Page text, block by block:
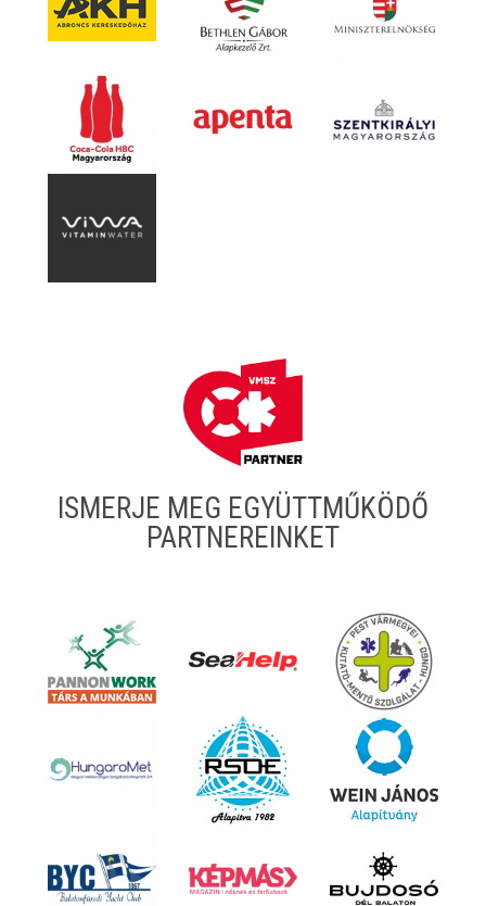
ISMERJE MEG EGYÜTTMŰKÖDŐ
PARTNEREINKET